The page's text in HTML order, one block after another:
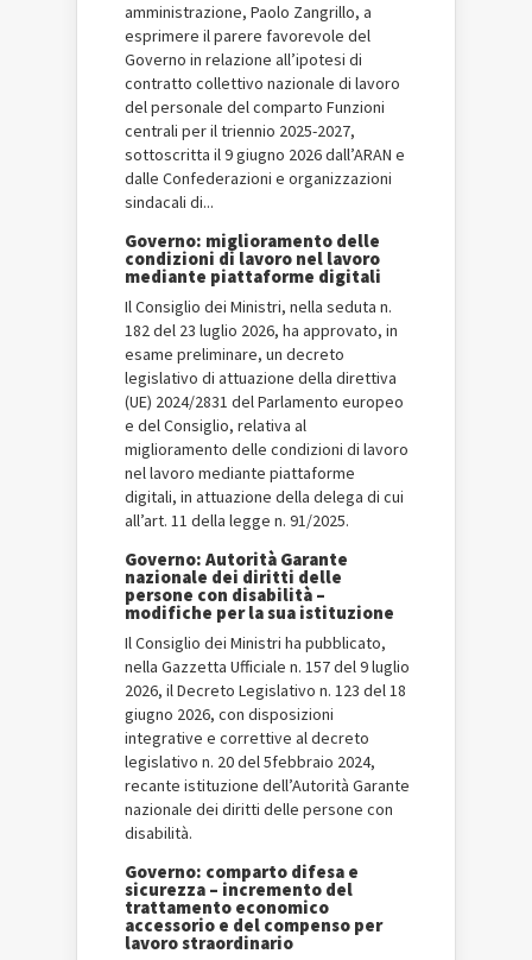
amministrazione, Paolo Zangrillo, a
esprimere il parere favorevole del
Governo in relazione all’ipotesi di
contratto collettivo nazionale di lavoro
del personale del comparto Funzioni
centrali per il triennio 2025-2027,
sottoscritta il 9 giugno 2026 dall’ARAN e
dalle Confederazioni e organizzazioni
sindacali di...
Governo: miglioramento delle
condizioni di lavoro nel lavoro
mediante piattaforme digitali
Il Consiglio dei Ministri, nella seduta n.
182 del 23 luglio 2026, ha approvato, in
esame preliminare, un decreto
legislativo di attuazione della direttiva
(UE) 2024/2831 del Parlamento europeo
e del Consiglio, relativa al
miglioramento delle condizioni di lavoro
nel lavoro mediante piattaforme
digitali, in attuazione della delega di cui
all’art. 11 della legge n. 91/2025.
Governo: Autorità Garante
nazionale dei diritti delle
persone con disabilità –
modifiche per la sua istituzione
Il Consiglio dei Ministri ha pubblicato,
nella Gazzetta Ufficiale n. 157 del 9 luglio
2026, il Decreto Legislativo n. 123 del 18
giugno 2026, con disposizioni
integrative e correttive al decreto
legislativo n. 20 del 5febbraio 2024,
recante istituzione dell’Autorità Garante
nazionale dei diritti delle persone con
disabilità.
Governo: comparto difesa e
sicurezza – incremento del
trattamento economico
accessorio e del compenso per
lavoro straordinario